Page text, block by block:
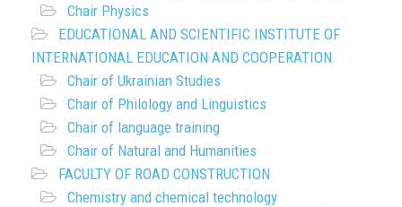
Chair Physics
EDUCATIONAL AND SCIENTIFIC INSTITUTE OF
INTERNATIONAL EDUCATION AND COOPERATION
Chair of Ukrainian Studies
Chair of Philology and Linguistics
Chair of language training
Chair of Natural and Humanities
FACULTY OF ROAD CONSTRUCTION
Chemistry and chemical technology